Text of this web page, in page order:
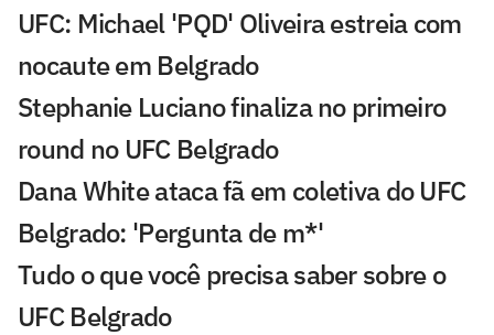
UFC: Michael 'PQD' Oliveira estreia com
nocaute em Belgrado
Stephanie Luciano finaliza no primeiro
round no UFC Belgrado
Dana White ataca fã em coletiva do UFC
Belgrado: 'Pergunta de m*'
Tudo o que você precisa saber sobre o
UFC Belgrado